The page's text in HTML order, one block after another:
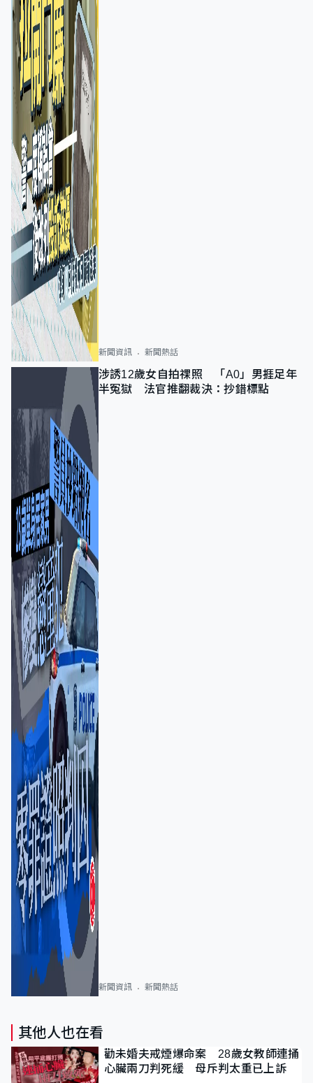
新聞資訊 新聞熱話
涉誘12歲女自拍祼照 「A0」男捱足年
半冤獄 法官推翻裁決：抄錯標點
新聞資訊 新聞熱話
其他人也在看
勸未婚夫戒煙爆命案 28歲女教師連捅
心臟兩刀判死緩 母斥判太重已上訴